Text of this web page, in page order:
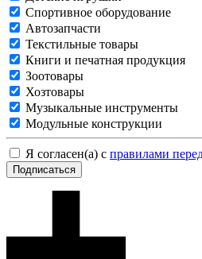
Спортивное оборудование
Автозапчасти
Текстильные товары
Книги и печатная продукция
Зоотовары
Хозтовары
Музыкальные инструменты
Модульные конструкции
Я согласен(а) с правилами
Подписаться